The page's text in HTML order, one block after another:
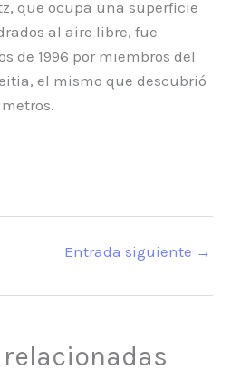
que ocupa una superficie
al aire libre, fue
de 1996 por miembros del
el mismo que descubrió
Entrada siguiente →